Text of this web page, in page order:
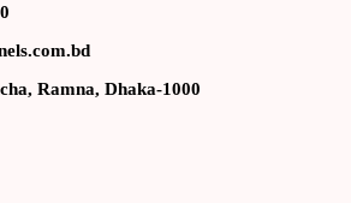
Ramna, Dhaka-1000